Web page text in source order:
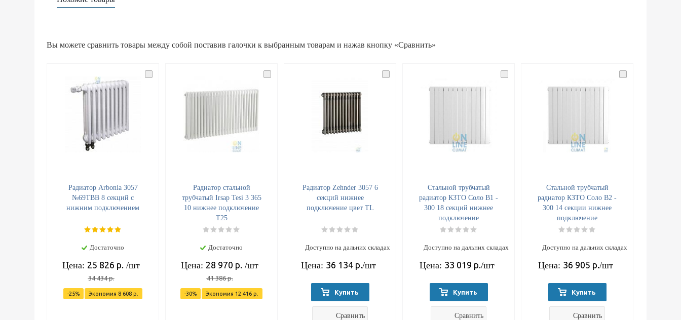
Вы можете сравнить товары между собой поставив галочки к выбранным товарам и нажав кнопку «Сравнить»
Радиатор Arbonia 3057
№69ТВВ 8 секций с
нижним подключением
Достаточно
Цена: 25 826 р. /шт
34 434р.
-25% Экономия 8 608 р.
Радиатор стальной
трубчатый Irsap Tesi 3 365
10 нижнее подключение
T25
Достаточно
Цена: 28 970 р. /шт
41 386р.
-30% Экономия 12 416 р.
Радиатор Zehnder 3057 6
секций нижнее
подключение цвет TL
Доступно на дальних складах
Цена: 36 134р./шт
Купить
Сравнить
Стальной трубчатый
радиатор КЗТО Соло B1 -
300 18 секций нижнее
подключение
Доступно на дальних складах
Цена: 33 019 р./шт
Купить
Сравнить
Стальной трубчатый
радиатор КЗТО Соло B2 -
300 14 секции нижнее
подключение
Доступно на дальних складах
Цена: 36 905 р./шт
Купить
Сравнить